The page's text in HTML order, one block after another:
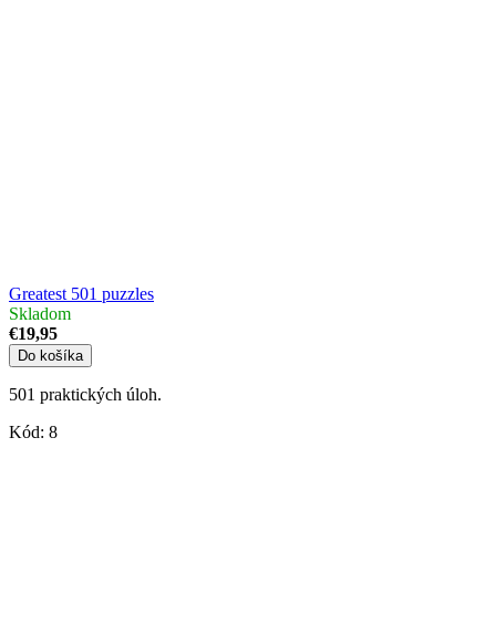
Greatest 501 puzzles
Skladom
€19,95
Do košíka
501 praktických úloh.
Kód: 8